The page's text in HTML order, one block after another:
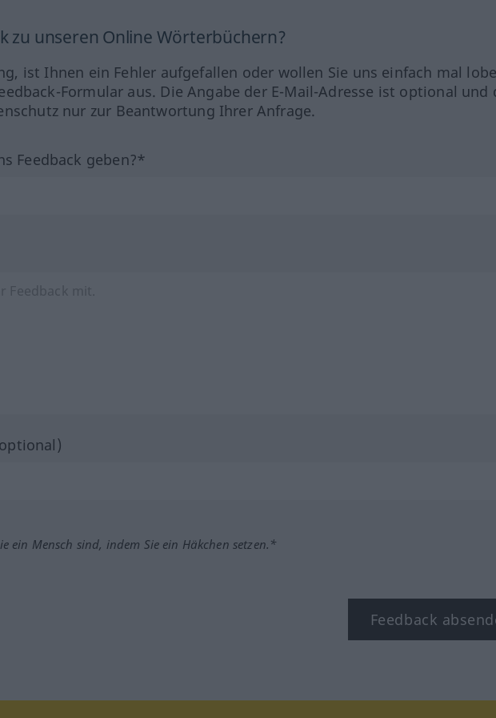
zu unseren Online Wörterbüchern?
ist Ihnen ein Fehler aufgefallen oder wollen Sie uns einfach mal
Formular aus. Die Angabe der E-Mail-Adresse ist optional und
nur zur Beantwortung Ihrer Anfrage.
Feedback geben?*
ein Mensch sind, indem Sie ein Häkchen setzen.*
Feedback